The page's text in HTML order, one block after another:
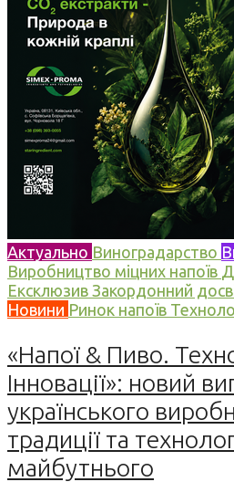
Актуально Виноградарство
Виробництво міцних напоїв
Ексклюзив Закордонний
Новини Ринок напоїв
«Напої & Пиво.
Інновації»: новий
українського
традиції та
майбутнього